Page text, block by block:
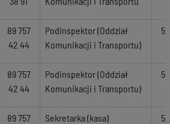
89 757
42 44
Podinspektor (Oddział
Komunikacji i Transportu)
53
89 757
42 44
Podinspektor (Oddział
Komunikacji i Transportu)
53
89 757
Sekretarka (kasa) 57